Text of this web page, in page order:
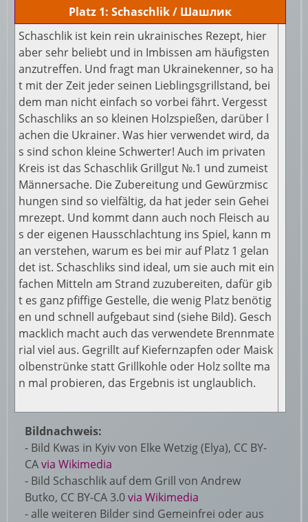
Platz 1: Schaschlik / Шашлик
Schaschlik ist kein rein ukrainisches Rezept, hier
aber sehr beliebt und in Imbissen am häufigsten
anzutreffen. Und fragt man Ukrainekenner, so ha
t mit der Zeit jeder seinen Lieblingsgrillstand, bei
dem man nicht einfach so vorbei fährt. Vergesst
Schaschliks an so kleinen Holzspießen, darüber l
achen die Ukrainer. Was hier verwendet wird, da
s sind schon kleine Schwerter! Auch im privaten
Kreis ist das Schaschlik Grillgut №.1 und zumeist
Männersache. Die Zubereitung und Gewürzmisc
hungen sind so vielfältig, da hat jeder sein Gehei
mrezept. Und kommt dann auch noch Fleisch au
s der eigenen Hausschlachtung ins Spiel, kann m
an verstehen, warum es bei mir auf Platz 1 gelan
det ist. Schaschliks sind ideal, um sie auch mit ein
fachen Mitteln am Strand zuzubereiten, dafür gib
t es ganz pfiffige Gestelle, die wenig Platz benötig
en und schnell aufgebaut sind (siehe Bild). Gesch
macklich macht auch das verwendete Brennmate
rial viel aus. Gegrillt auf Kiefernzapfen oder Maisk
olbenstrünke statt Grillkohle oder Holz sollte ma
n mal probieren, das Ergebnis ist unglaublich.
Bildnachweis:
- Bild Kwas in Kyiv von Elke Wetzig (Elya), CC BY-
CAvia Wikimedia
- Bild Schaschlik auf dem Grill von Andrew
Butko, CC BY-CA 3.0via Wikimedia
- alle weiteren Bilder sind Gemeinfrei oder aus